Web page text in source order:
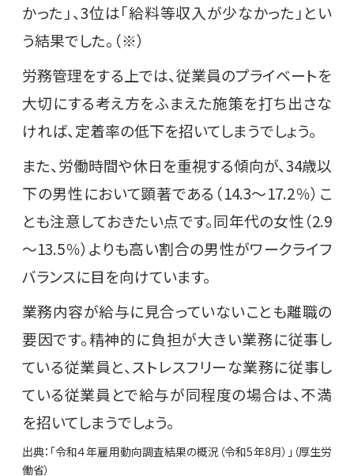
かった」、3位は「給料等収入が少なかった」とい
う結果でした。（※）
労務管理をする上では、従業員のプライベートを
大切にする考え方をふまえた施策を打ち出さな
ければ、定着率の低下を招いてしまうでしょう。
また、労働時間や休日を重視する傾向が、34歳以
下の男性において顕著である（14.3～17.2％）こ
とも注意しておきたい点です。同年代の女性（2.9
～13.5％）よりも高い割合の男性がワークライフ
バランスに目を向けています。
業務内容が給与に見合っていないことも離職の
要因です。精神的に負担が大きい業務に従事し
ている従業員と、ストレスフリーな業務に従事し
ている従業員とで給与が同程度の場合は、不満
を招いてしまうでしょう。
出典：「令和４年雇用動向調査結果の概況（令和5年8月）」（厚生労
働省）